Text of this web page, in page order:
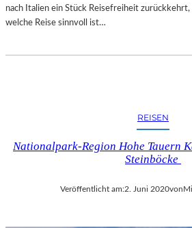
nach Italien ein Stück Reisefreiheit zurückkehrt,
welche Reise sinnvoll ist…
REISEN
Nationalpark-Region Hohe Tauern
Steinböcke
Veröffentlicht am:2. Juni 2020von